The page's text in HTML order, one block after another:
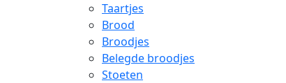
Taartjes
Brood
Broodjes
Belegde broodjes
Stoeten